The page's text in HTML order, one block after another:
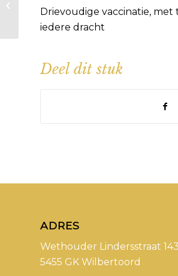
Drievoudige vaccinatie, met
iedere dracht
Deel dit stuk
ADRES
Wethouder Lindersstraat 143
5455 GK Wilbertoord
aanvang
inloopspreekuur